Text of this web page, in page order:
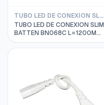
TUBO LED DE CONEXION SLIM BATTEN PHILIPS
TUBO LED DE CONEXION SLIM
BATTEN BN068C L=1200MM
14W 4000K 220-240VAC
20000HRS PHILIPS